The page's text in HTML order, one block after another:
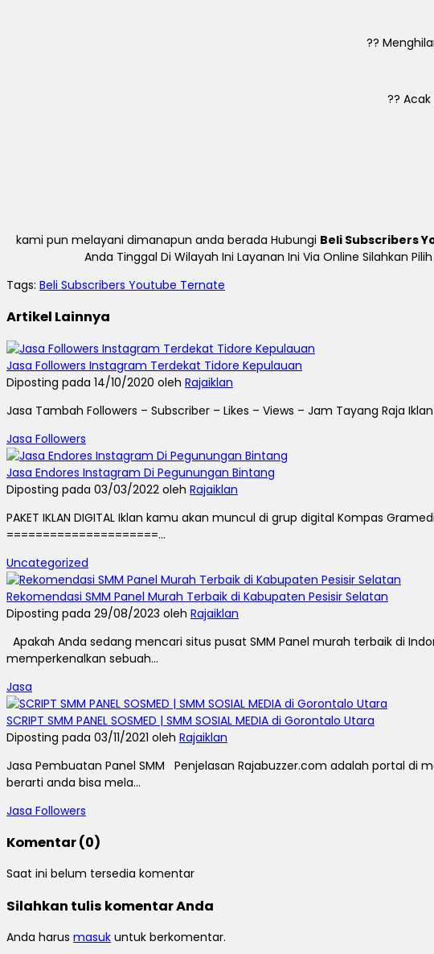
??
??
kami pun melayani dimanapun anda berada Hubungi Beli Subscribers
Anda Tinggal Di Wilayah Ini Layanan Ini Via Online Silahkan
Tags: Beli Subscribers Youtube Ternate
Artikel Lainnya
Jasa Followers Instagram Terdekat Tidore Kepulauan
Diposting pada 14/10/2020 oleh Rajaiklan
Jasa Tambah Followers – Subscriber – Likes – Views – Jam Tayang Raja
Jasa Followers
Jasa Endores Instagram Di Pegunungan Bintang
Diposting pada 03/03/2022 oleh Rajaiklan
PAKET IKLAN DIGITAL Iklan kamu akan muncul di grup digital Kompas
=====================...
Uncategorized
Rekomendasi SMM Panel Murah Terbaik di Kabupaten Pesisir Selatan
Diposting pada 29/08/2023 oleh Rajaiklan
Apakah Anda sedang mencari situs pusat SMM Panel murah terbaik di
memperkenalkan sebuah...
Jasa
SCRIPT SMM PANEL SOSMED | SMM SOSIAL MEDIA di Gorontalo Utara
Diposting pada 03/11/2021 oleh Rajaiklan
Jasa Pembuatan Panel SMM Penjelasan Rajabuzzer.com adalah portal
berarti anda bisa mela...
Jasa Followers
Komentar (0)
Saat ini belum tersedia komentar
Silahkan tulis komentar Anda
Anda harus masuk untuk berkomentar.